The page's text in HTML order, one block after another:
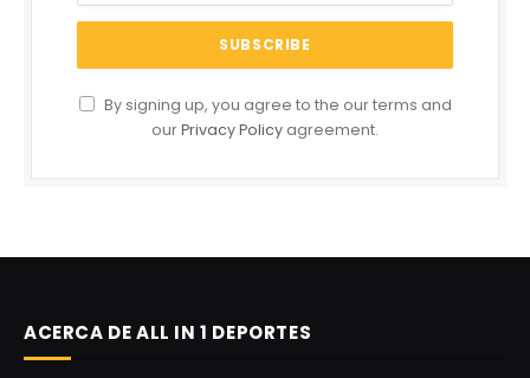
By signing up, you agree to the our terms and
ourPrivacy Policy agreement.
ACERCA DE ALL IN 1 DEPORTES